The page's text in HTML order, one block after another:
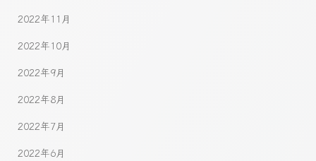
2022年11月
2022年10月
2022年9月
2022年8月
2022年7月
2022年6月